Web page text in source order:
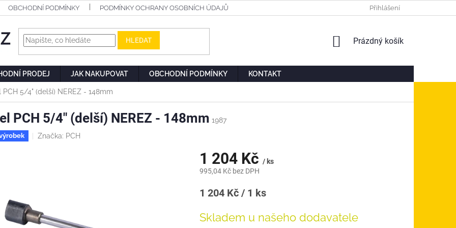
OBCHODNÍ PODMÍNKY PODMÍNKY OCHRANY OSOBNÍCH ÚDAJŮ Přihlášení
HLEDAT
NÁKUPNÍ
Prázdný košík
PRODEJ JAK NAKUPOVAT OBCHODNÍ PODMÍNKY KONTAKT
PCH 5/4" (delší) NEREZ - 148mm
PCH 5/4" (delší) NEREZ - 148mm 1987
Značka: PCH
1 204 Kč / ks
995,04 Kč bez DPH
Měrná
1 204 Kč / 1 ks
Skladem u našeho dodavatele